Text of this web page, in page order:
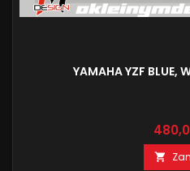
YAMAHA YZF BLUE,
Cena
